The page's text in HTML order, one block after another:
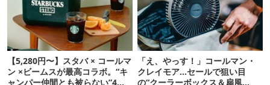
【5,280円〜】スタバ × コールマ
ン ×ビームスが最高コラボ。“キ
ャンパー仲間とも被らない”4ア
「え、やっす！」コールマン・
クレイモア…セールで狙い目
の“クーラーボックス＆扇風